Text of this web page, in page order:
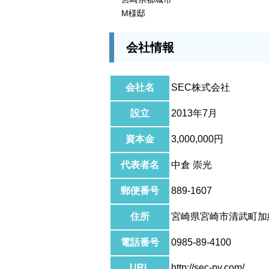
M様邸
会社情報
会社名 SEC株式会社
設立 2013年7月
資本金 3,000,000円
代表者名 中倉 崇光
郵便番号 889-1607
住所 宮崎県宮崎市清武町
電話番号 0985-89-4100